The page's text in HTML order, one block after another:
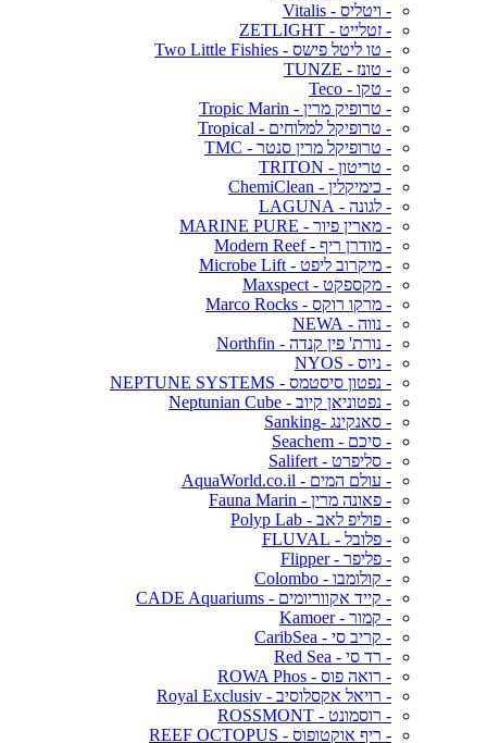
- ויטליס - Vitalis
- זטלייט - ZETLIGHT
- טו ליטל פישס - Two Little Fishies
- טונז - TUNZE
- טקו - Teco
- טרופיק מרין - Tropic Marin
- טרופיקל למלוחים - Tropical
- טרופיקל מרין סנטר - TMC
- טריטון - TRITON
- כימיקלין - ChemiClean
- לגונה - LAGUNA
- מארין פיור - MARINE PURE
- מודרן ריף - Modern Reef
- מיקרוב ליפט - Microbe Lift
- מקספקט - Maxspect
- מרקו רוקס - Marco Rocks
- נווה - NEWA
- נורת' פין קנדה - Northfin
- ניוס - NYOS
- נפטון סיסטמס - NEPTUNE SYSTEMS
- נפטוניאן קיוב - Neptunian Cube
- סאנקינג -Sanking
- סיכם - Seachem
- סליפרט - Salifert
- עולם המים - AquaWorld.co.il
- פאונה מרין - Fauna Marin
- פוליפ לאב - Polyp Lab
- פלובל - FLUVAL
- פליפר - Flipper
- קולומבו - Colombo
- קייד אקווריומים - CADE Aquariums
- קמור - Kamoer
- קריב סי - CaribSea
- רד סי - Red Sea
- רואה פוס - ROWA Phos
- רויאל אקסלוסיב - Royal Exclusiv
- רוסמונט - ROSSMONT
- ריף אוקטופוס - REEF OCTOPUS